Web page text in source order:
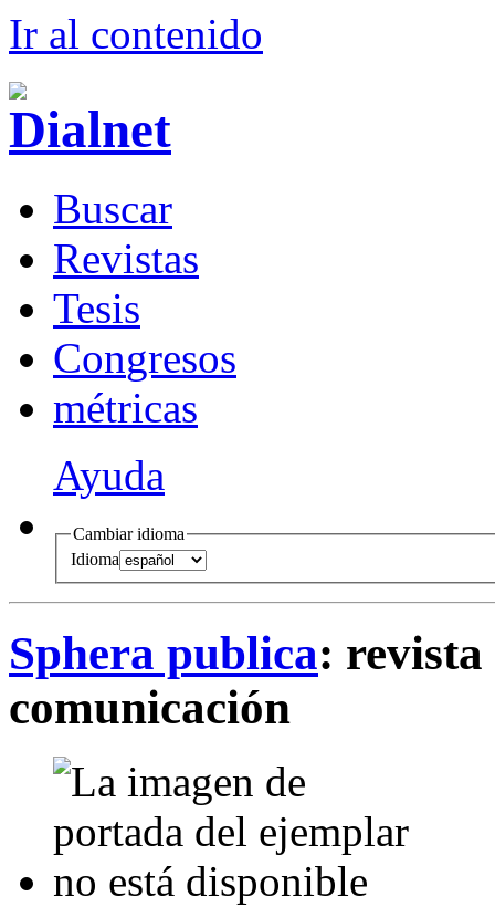
Ir al contenido
Buscar
Revistas
Tesis
Congresos
métricas
Ayuda
Cambiar idioma
Idioma
Sphera publica: revista
comunicación